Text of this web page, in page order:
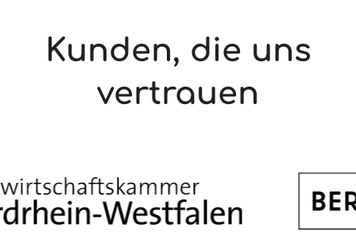
Kunden, die uns
vertrauen